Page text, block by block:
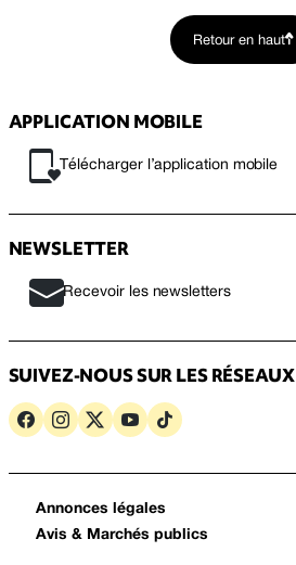
Retour en haut
APPLICATION MOBILE
Télécharger l’application mobile
NEWSLETTER
Recevoir les newsletters
SUIVEZ-NOUS SUR LES RÉSEAUX
Annonces légales
Avis & Marchés publics